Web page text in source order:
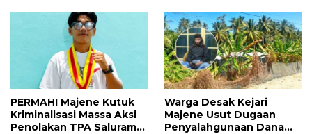
PERMAHI Majene Kutuk
Kriminalisasi Massa Aksi
Penolakan TPA Saluramo,
Warga Desak Kejari
Majene Usut Dugaan
Penyalahgunaan Dana